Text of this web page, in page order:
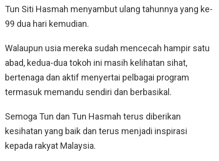
Tun Siti Hasmah menyambut ulang tahunnya yang ke-
99 dua hari kemudian.
Walaupun usia mereka sudah mencecah hampir satu
abad, kedua-dua tokoh ini masih kelihatan sihat,
bertenaga dan aktif menyertai pelbagai program
termasuk memandu sendiri dan berbasikal.
Semoga Tun dan Tun Hasmah terus diberikan
kesihatan yang baik dan terus menjadi inspirasi
kepada rakyat Malaysia.